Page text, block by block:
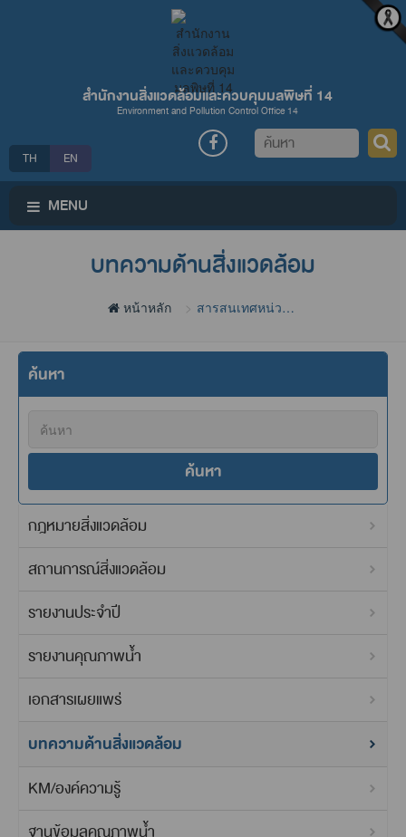
สำนักงานสิ่งแวดล้อมและควบคุมมลพิษที่ 14
Environment and Pollution Control Office 14
TH EN
ค้นหา
MENU
บทความด้านสิ่งแวดล้อม
หน้าหลัก
สารสนเทศหน่วย
ค้นหา
ค้นหา
กฎหมายสิ่งแวดล้อม
สถานการณ์สิ่งแวดล้อม
รายงานประจำปี
รายงานคุณภาพน้ำ
เอกสารเผยแพร่
บทความด้านสิ่งแวดล้อม
KM/องค์ความรู้
ฐานข้อมูลคุณภาพน้ำ